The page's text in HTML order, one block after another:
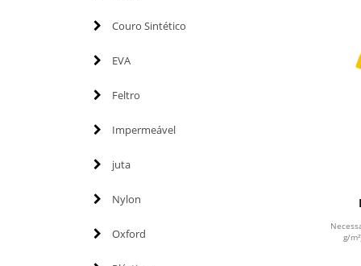
Couro Sintético
EVA
Feltro
Impermeável
juta
Nylon
Oxford
g/